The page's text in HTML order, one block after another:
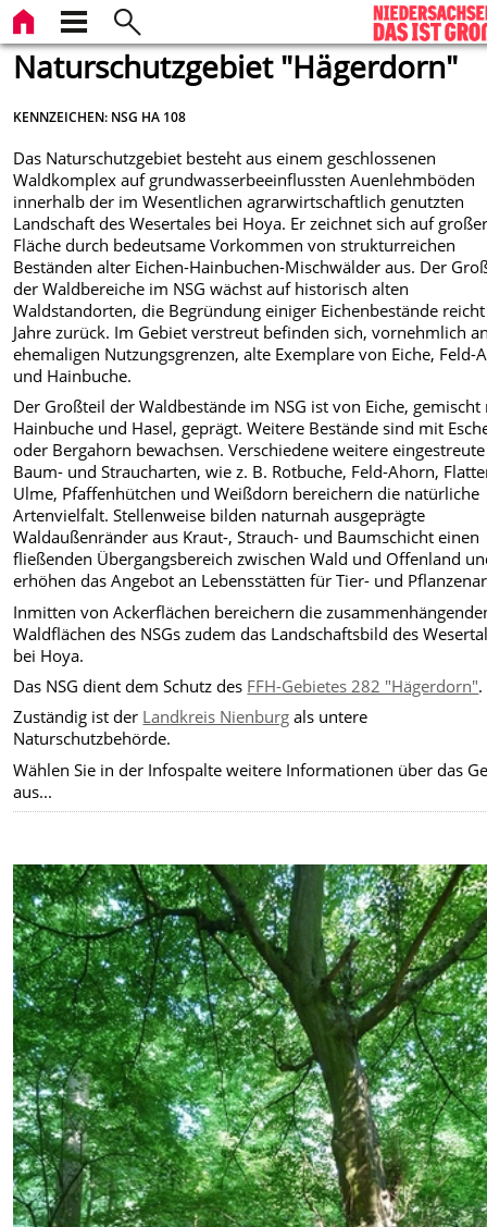
Naturschutzgebiet "Hägerdorn"
KENNZEICHEN: NSG HA 108
Das Naturschutzgebiet besteht aus einem geschlossenen
Waldkomplex auf grundwasserbeeinflussten Auenlehmböden
innerhalb der im Wesentlichen agrarwirtschaftlich genutzten
Landschaft des Wesertales bei Hoya. Er zeichnet sich auf
Fläche durch bedeutsame Vorkommen von strukturreichen
Beständen alter Eichen-Hainbuchen-Mischwälder aus. Der
der Waldbereiche im NSG wächst auf historisch alten
Waldstandorten, die Begründung einiger Eichenbestände
Jahre zurück. Im Gebiet verstreut befinden sich, vornehmlich
ehemaligen Nutzungsgrenzen, alte Exemplare von Eiche, Feld-
und Hainbuche.
Der Großteil der Waldbestände im NSG ist von Eiche,
Hainbuche und Hasel, geprägt. Weitere Bestände sind mit
oder Bergahorn bewachsen. Verschiedene weitere eingestreute
Baum- und Straucharten, wie z. B. Rotbuche, Feld-Ahorn,
Ulme, Pfaffenhütchen und Weißdorn bereichern die natürliche
Artenvielfalt. Stellenweise bilden naturnah ausgeprägte
Waldaußenränder aus Kraut-, Strauch- und Baumschicht einen
fließenden Übergangsbereich zwischen Wald und Offenland
erhöhen das Angebot an Lebensstätten für Tier- und
Inmitten von Ackerflächen bereichern die
Waldflächen des NSGs zudem das Landschaftsbild des
bei Hoya.
Das NSG dient dem Schutz des FFH-Gebietes 282 "Hägerdorn".
Zuständig ist der Landkreis Nienburg als untere
Naturschutzbehörde.
Wählen Sie in der Infospalte weitere Informationen über das
aus...